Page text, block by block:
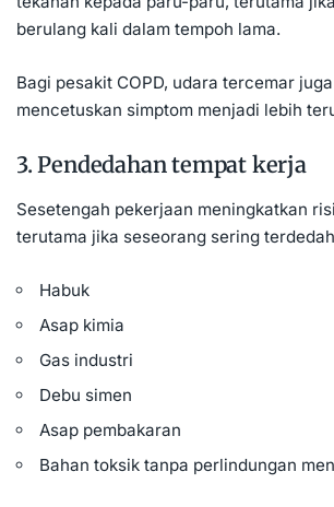
berulang kali dalam tempoh lama.
Bagi pesakit COPD, udara tercemar
mencetuskan simptom menjadi lebih
3. Pendedahan tempat kerja
Sesetengah pekerjaan meningkatkan
terutama jika seseorang sering
Habuk
Asap kimia
Gas industri
Debu simen
Asap pembakaran
Bahan toksik tanpa perlindungan